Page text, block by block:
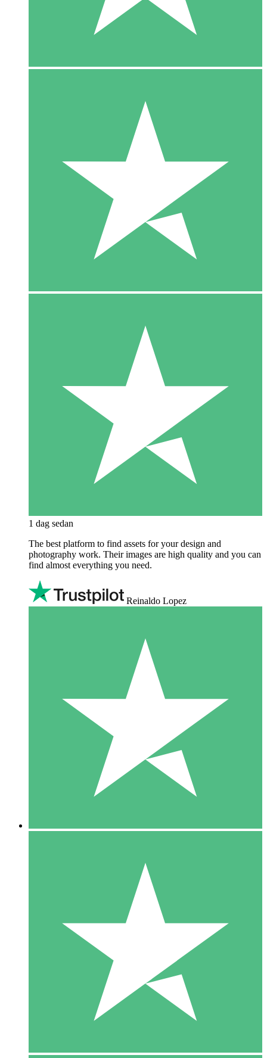
1 dag sedan
The best platform to find assets for your design and
photography work. Their images are high quality and you can
find almost everything you need.
Reinaldo Lopez